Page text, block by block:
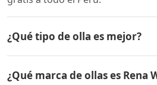
¿Qué tipo de olla es mejor?
18/10 con tecnología multicapa,
¿Qué marca de ollas es Rena